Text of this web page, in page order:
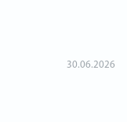
30.06.2026